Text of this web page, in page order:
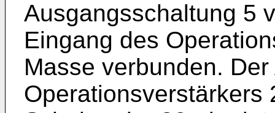
Ausgangsschaltung 5
Eingang des
Masse verbunden.
Operationsverstärkers